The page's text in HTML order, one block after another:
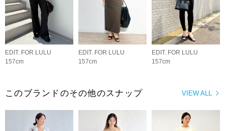
EDIT. FOR LULU
157cm
EDIT. FOR LULU
157cm
EDIT. FOR LULU
157cm
VIEW ALL
このブランドのその他のスナップ